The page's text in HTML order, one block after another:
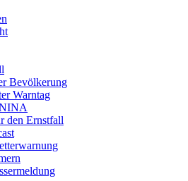
Bevölkerung
Warntag
den Ernstfall